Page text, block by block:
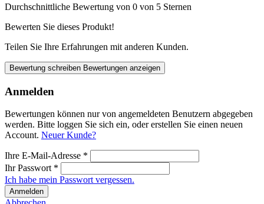
Durchschnittliche Bewertung von 0 von 5 Sternen
Bewerten Sie dieses Produkt!
Teilen Sie Ihre Erfahrungen mit anderen Kunden.
Bewertung schreiben Bewertungen anzeigen
Anmelden
Bewertungen können nur von angemeldeten Benutzern abgegeben
werden. Bitte loggen Sie sich ein, oder erstellen Sie einen neuen
Account. Neuer Kunde?
Ihre E-Mail-Adresse *
Ihr Passwort *
Ich habe mein Passwort vergessen.
Anmelden